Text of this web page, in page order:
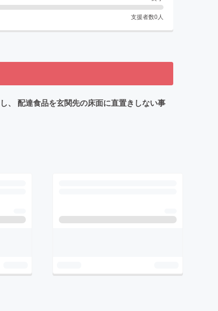
支援者数0 人
、 配達食品を玄関先の床面に直置きしない事